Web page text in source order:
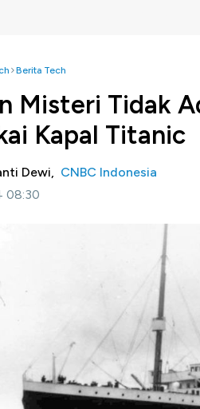
Berita Tech
Misteri Tidak
Kapal Titanic
Dewi, CNBC Indonesia
08:30